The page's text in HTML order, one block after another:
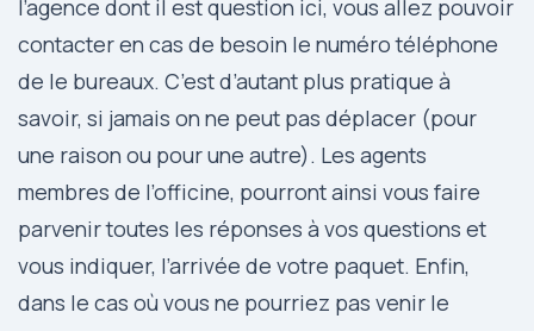
l’agence dont il est question ici, vous allez pouvoir
contacter en cas de besoin le numéro téléphone
de le bureaux. C’est d’autant plus pratique à
savoir, si jamais on ne peut pas déplacer (pour
une raison ou pour une autre). Les agents
membres de l’officine, pourront ainsi vous faire
parvenir toutes les réponses à vos questions et
vous indiquer, l’arrivée de votre paquet. Enfin,
dans le cas où vous ne pourriez pas venir le